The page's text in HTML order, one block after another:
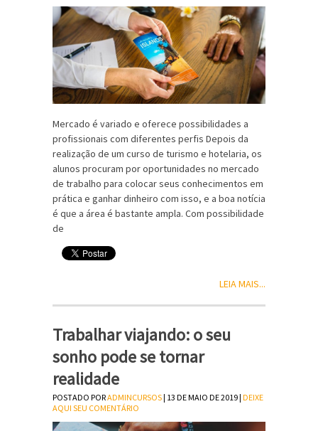
Mercado é variado e oferece possibilidades a
profissionais com diferentes perfis Depois da
realização de um curso de turismo e hotelaria, os
alunos procuram por oportunidades no mercado
de trabalho para colocar seus conhecimentos em
prática e ganhar dinheiro com isso, e a boa notícia
é que a área é bastante ampla. Com possibilidade
de
LEIA MAIS...
Trabalhar viajando: o seu
sonho pode se tornar
realidade
POSTADO PORADMINCURSOS| 13 DE MAIO DE 2019 | DEIXE
AQUI SEU COMENTÁRIO